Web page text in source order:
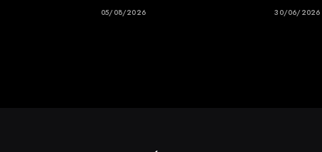
05/08/2026 30/06/2026